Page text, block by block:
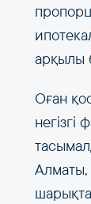
арқылы
Оған